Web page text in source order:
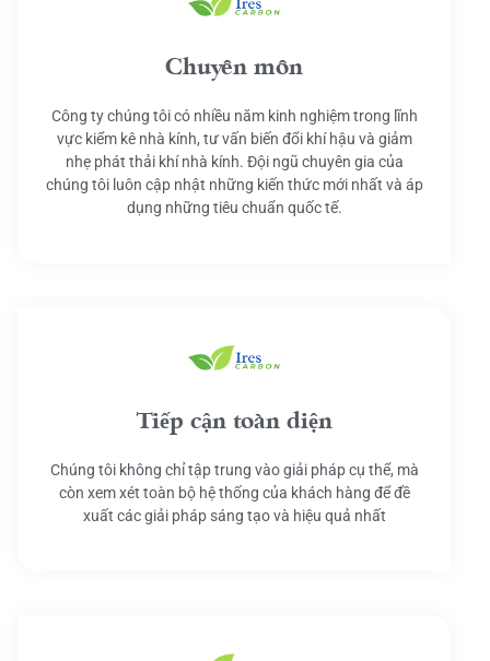
Chuyên môn
Công ty chúng tôi có nhiều năm kinh nghiệm trong lĩnh
vực kiểm kê nhà kính, tư vấn biến đổi khí hậu và giảm
nhẹ phát thải khí nhà kính. Đội ngũ chuyên gia của
chúng tôi luôn cập nhật những kiến thức mới nhất và áp
dụng những tiêu chuẩn quốc tế.
Tiếp cận toàn diện
Chúng tôi không chỉ tập trung vào giải pháp cụ thể, mà
còn xem xét toàn bộ hệ thống của khách hàng để đề
xuất các giải pháp sáng tạo và hiệu quả nhất